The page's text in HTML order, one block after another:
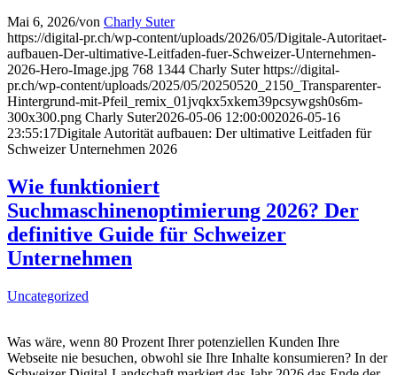
Mai 6, 2026/von Charly Suter
https://digital-pr.ch/wp-content/uploads/2026/05/Digitale-Autoritaet-
aufbauen-Der-ultimative-Leitfaden-fuer-Schweizer-Unternehmen-
2026-Hero-Image.jpg 768 1344 Charly Suter https://digital-
pr.ch/wp-content/uploads/2025/05/20250520_2150_Transparenter-
Hintergrund-mit-Pfeil_remix_01jvqkx5xkem39pcsywgsh0s6m-
300x300.png Charly Suter2026-05-06 12:00:002026-05-16
23:55:17Digitale Autorität aufbauen: Der ultimative Leitfaden für
Schweizer Unternehmen 2026
Wie funktioniert
Suchmaschinenoptimierung 2026? Der
definitive Guide für Schweizer
Unternehmen
Uncategorized
Was wäre, wenn 80 Prozent Ihrer potenziellen Kunden Ihre
Webseite nie besuchen, obwohl sie Ihre Inhalte konsumieren? In der